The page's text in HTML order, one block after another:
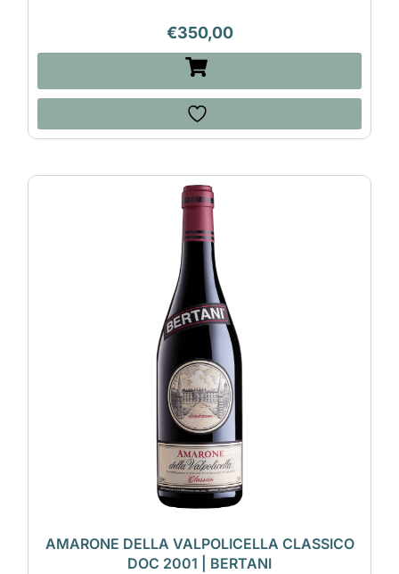
€350,00
AMARONE DELLA VALPOLICELLA CLASSICO
DOC 2001 | BERTANI